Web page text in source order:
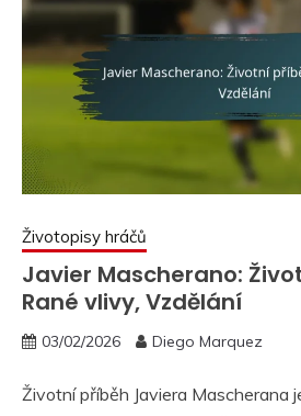
Životopisy hráčů
Javier Mascherano:
Rané vlivy, Vzdělání
03/02/2026 Diego Marquez
Životní příběh Javiera Mascherana